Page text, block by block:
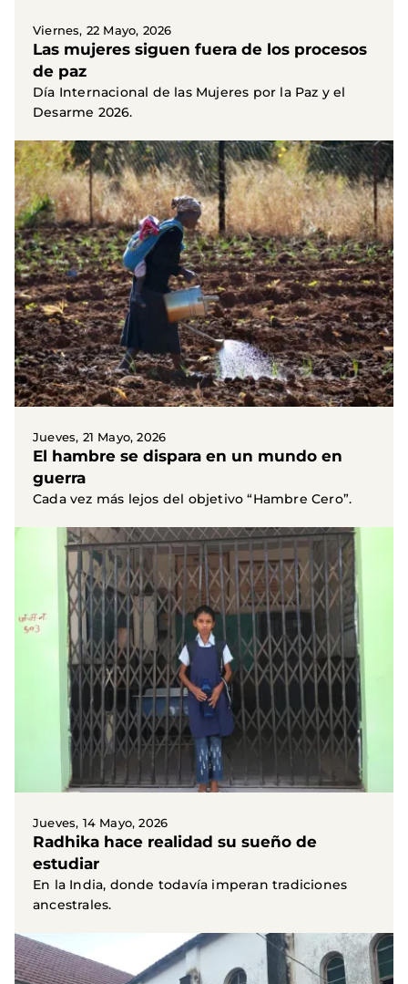
Viernes, 22 Mayo, 2026
Las mujeres siguen fuera de los procesos
de paz
Día Internacional de las Mujeres por la Paz y el
Desarme 2026.
Jueves, 21 Mayo, 2026
El hambre se dispara en un mundo en
guerra
Cada vez más lejos del objetivo “Hambre Cero”.
Jueves, 14 Mayo, 2026
Radhika hace realidad su sueño de
estudiar
En la India, donde todavía imperan tradiciones
ancestrales.